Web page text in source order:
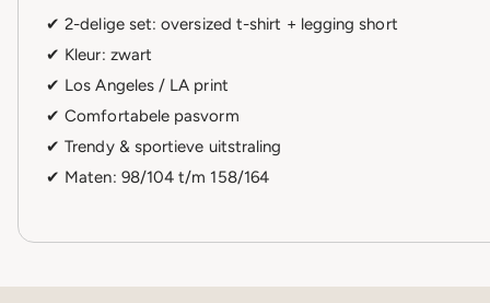
✔ 2-delige set: oversized t-shirt + legging short
✔ Kleur: zwart
✔ Los Angeles / LA print
✔ Comfortabele pasvorm
✔ Trendy & sportieve uitstraling
✔ Maten: 98/104 t/m 158/164